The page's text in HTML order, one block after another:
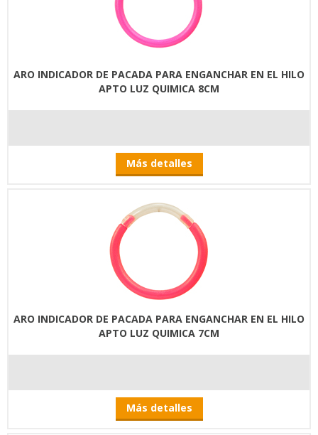
ARO INDICADOR DE PACADA PARA ENGANCHAR EN EL HILO
APTO LUZ QUIMICA 8CM
Más detalles
ARO INDICADOR DE PACADA PARA ENGANCHAR EN EL HILO
APTO LUZ QUIMICA 7CM
Más detalles